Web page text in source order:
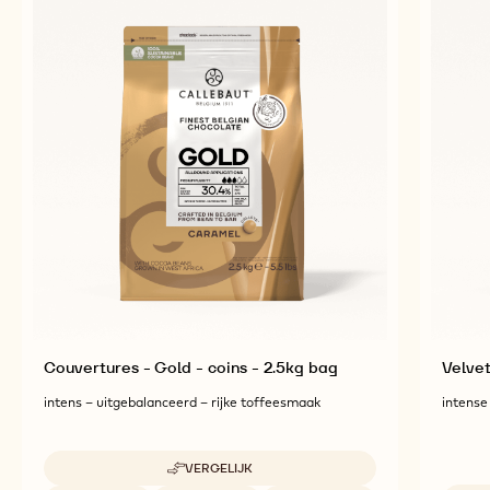
Couvertures - Gold - coins - 2.5kg bag
intens – uitgebalanceerd – rijke toffeesmaak
VERGELIJK
-
Velvet